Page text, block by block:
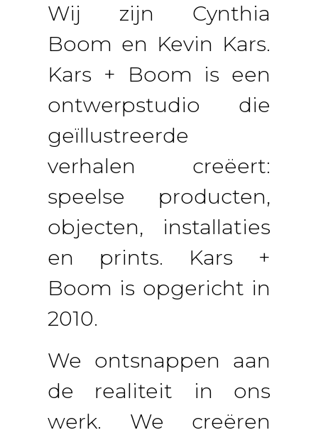
Wij zijn Cynthia
Boom en Kevin Kars.
Kars + Boom is een
ontwerpstudio die
geïllustreerde
verhalen creëert:
speelse producten,
objecten, installaties
en prints. Kars +
Boom is opgericht in
2010.
We ontsnappen aan
de realiteit in ons
werk. We creëren